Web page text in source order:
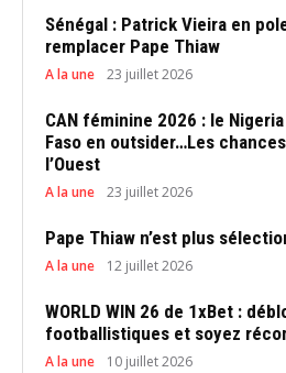
Sénégal : Patrick Vieira en
remplacer Pape Thiaw
A la une 23 juillet 2026
CAN féminine 2026 : le
Faso en outsider…Les
l’Ouest
A la une 23 juillet 2026
Pape Thiaw n’est plus
A la une 12 juillet 2026
WORLD WIN 26 de 1xBet :
footballistiques et soyez
A la une 10 juillet 2026